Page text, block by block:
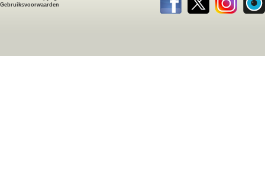
Gebruiksvoorwaarden